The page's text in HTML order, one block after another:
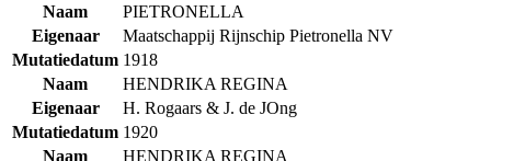
Naam
PIETRONELLA
Eigenaar
Maatschappij Rijnschip Pietronella NV
Mutatiedatum 1918
Naam
HENDRIKA REGINA
Eigenaar
H. Rogaars & J. de JOng
Mutatiedatum 1920
Naam
HENDRIKA REGINA